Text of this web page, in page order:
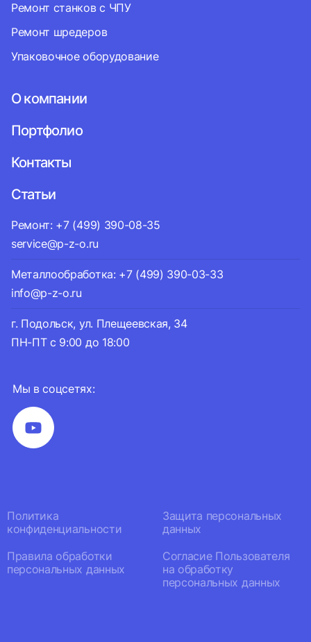
Мы в соцсетях:
Ремонт станков с ЧПУ
Ремонт шредеров
Упаковочное оборудование
О компании
Портфолио
Контакты
Статьи
Ремонт: +7 (499) 390-08-35
service@p-z-o.ru
Металлообработка: +7 (499) 390-03-33
info@p-z-o.ru
г. Подольск, ул. Плещеевская, 34
ПН-ПТ с 9:00 до 18:00
Политика
конфиденциальности
Защита персональных
данных
Правила обработки
персональных данных
Согласие Пользователя
на обработку
персональных данных